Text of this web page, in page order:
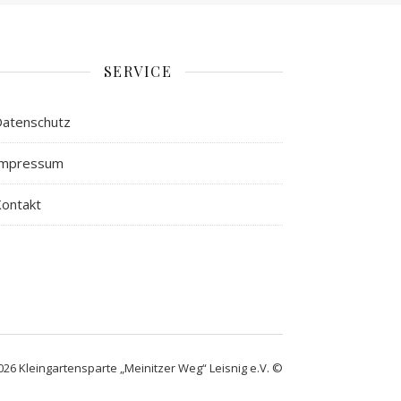
SERVICE
Kleingartensparte „Meinitzer Weg“ Leisnig e.V. ©